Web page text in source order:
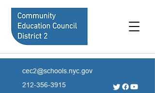
cec2@schools.nyc.gov
212-356-3915